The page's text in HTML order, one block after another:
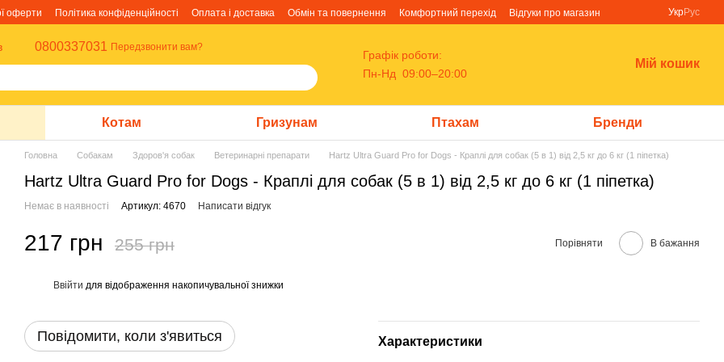
оферти Політика конфіденційності Оплата і доставка Обмін та повернення Комфортний перехід
Відгуки про магазин
УкрРус
0800337031 Передзвонити вам?
Графік роботи:
Пн-Нд 09:00–20:00
Мій кошик
Котам Гризунам Птахам Бренди
Головна Собакам Здоров'я собак Ветеринарні препарати Hartz Ultra Guard Pro for Dogs - Краплі для собак (5 в 1) від 2,5 кг до 6 кг (1 піпетка)
Hartz Ultra Guard Pro for Dogs - Краплі для собак (5 в 1) від 2,5 кг до 6 кг (1 піпетка)
Немає в наявності Артикул: 4670 Написати відгук
217 грн 255 грн Порівняти В бажання
Ввійти для відображення накопичувальної знижки
Повідомити, коли з'явиться Характеристики